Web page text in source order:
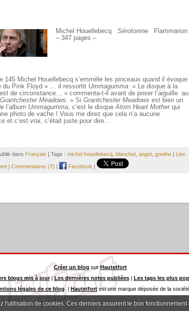
l'utilisation de cookies. Ces derniers assurent le bon fonctionnement
Michel HouellebecqSérotonine Flammarion
– 347 pages –
145 Michel Houellebecq s’emmêle les pinceaux quand il évoque
du Pink Floyd « … il ressortit Ummagumma. « Le disque à la
de circonstance… » commenta-t-il avant de poser l’aiguille au
Grantchester Meadows. » Si Grantchester Meadows est bien un
l’album Ummagumma, c’est le disqueAtom Heart Motherqui
photo de vache ! Vous me direz que cela n’a aucune
et c’est vrai, c’était juste pour dire…
dans Français | Tags : michel houellebecq, blanchot, angot, goethe| Lien
| Commentaires (7) | Facebook |
Créer un blog surHautetfort
blogs mis à jour| Les dernières notes publiées| Les tags les plus
légales de ce blog | Hautetfort est une marque déposée de la